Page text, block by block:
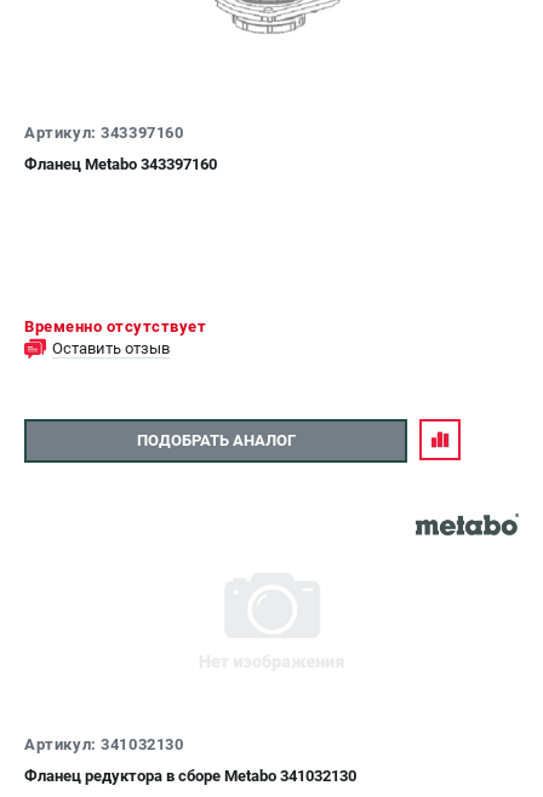
Артикул: 343397160
Фланец Metabo 343397160
Временно отсутствует
Оставить отзыв
ПОДОБРАТЬ АНАЛОГ
Артикул: 341032130
Фланец редуктора в сборе Metabo 341032130